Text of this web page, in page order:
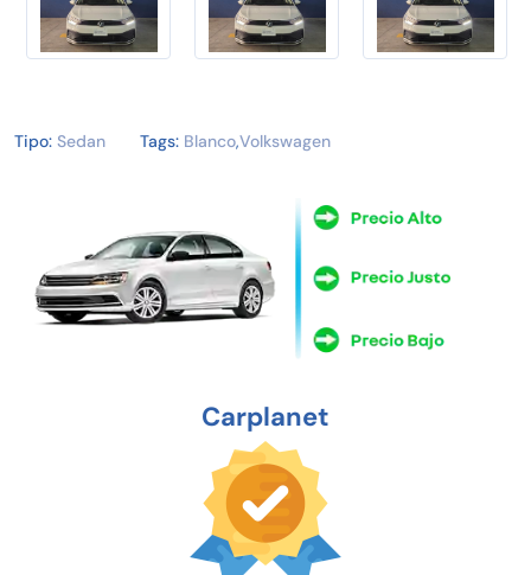
Tipo: Sedan Tags: Blanco,Volkswagen
Carplanet